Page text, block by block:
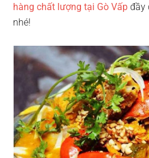
hàng chất lượng tại Gò Vấp đầy
nhé!